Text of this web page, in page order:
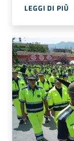
LEGGI DI PIÙ